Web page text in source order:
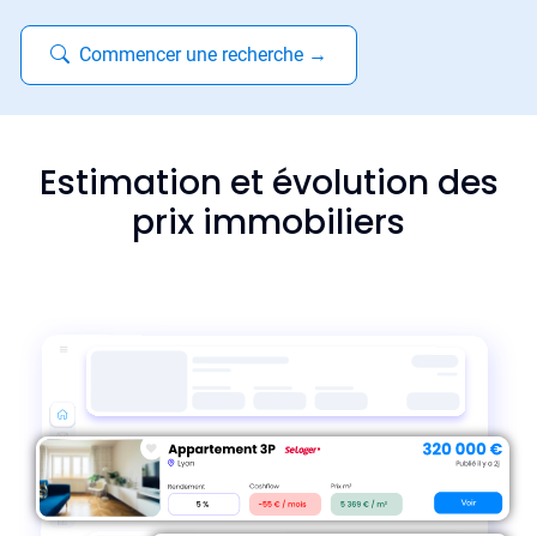
Commencer une recherche →
Estimation et évolution des
prix immobiliers